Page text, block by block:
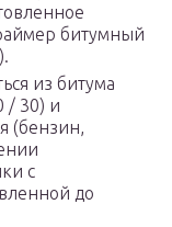
битумный
из битума
/ 30) и
(бензин,
с
до